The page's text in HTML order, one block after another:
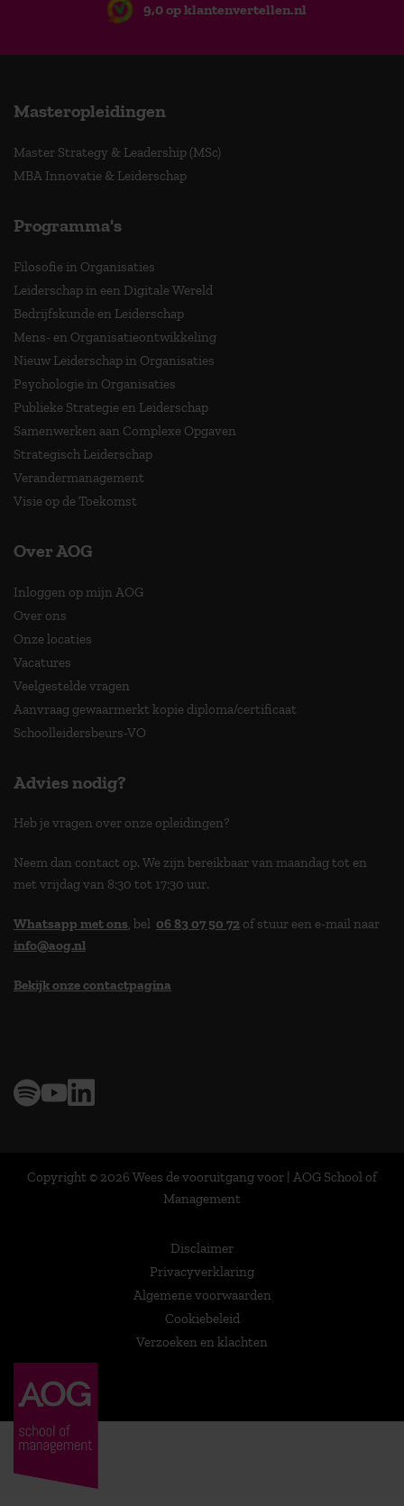
9,0 op klantenvertellen.nl
Masteropleidingen
Master Strategy & Leadership (MSc)
MBA Innovatie & Leiderschap
Programma's
Filosofie in Organisaties
Leiderschap in een Digitale Wereld
Bedrijfskunde en Leiderschap
Mens- en Organisatieontwikkeling
Nieuw Leiderschap in Organisaties
Psychologie in Organisaties
Publieke Strategie en Leiderschap
Samenwerken aan Complexe Opgaven
Strategisch Leiderschap
Verandermanagement
Visie op de Toekomst
Over AOG
Inloggen op mijn AOG
Over ons
Onze locaties
Vacatures
Veelgestelde vragen
Aanvraag gewaarmerkt kopie diploma/certificaat
Schoolleidersbeurs-VO
Advies nodig?
Heb je vragen over onze opleidingen?
Neem dan contact op. We zijn bereikbaar van maandag tot en
met vrijdag van 8:30 tot 17:30 uur.
Whatsapp met ons, bel 06 83 07 50 72 of stuur een e-mail naar
info@aog.nl
Bekijk onze contactpagina
Copyright © 2026 Wees de vooruitgang voor | AOG School of
Management
Disclaimer
Privacyverklaring
Algemene voorwaarden
Cookiebeleid
Verzoeken en klachten